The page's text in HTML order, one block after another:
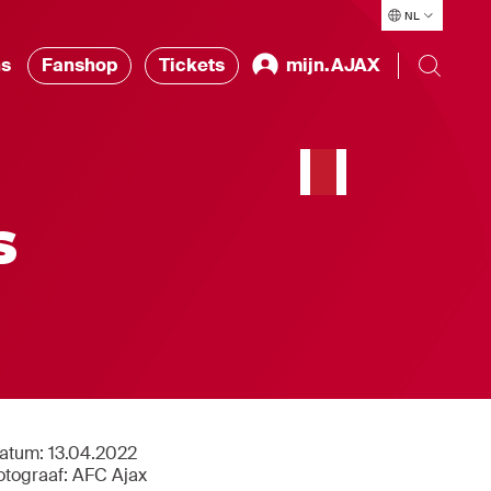
NL
Fanshop Tickets mijn.AJAX
13.04.2022
AFC Ajax